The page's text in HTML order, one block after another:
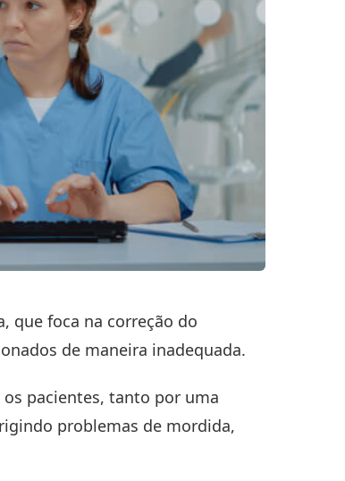
que foca na correção do
de maneira inadequada.
pacientes, tanto por uma
problemas de mordida,